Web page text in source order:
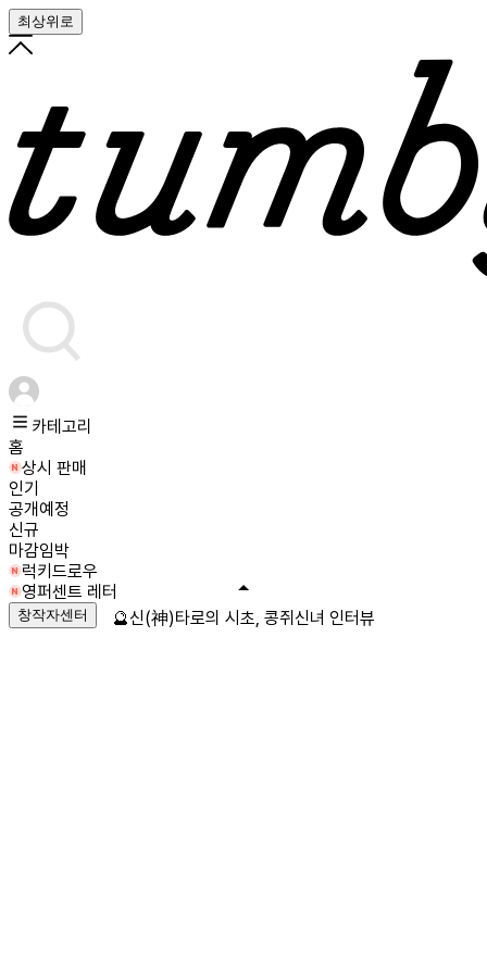
최상위로
카테고리
홈
상시 판매
인기
공개예정
신규
마감임박
럭키드로우
영퍼센트 레터
창작자센터 🔮신(神)타로의 시초, 콩쥐신녀 인터뷰